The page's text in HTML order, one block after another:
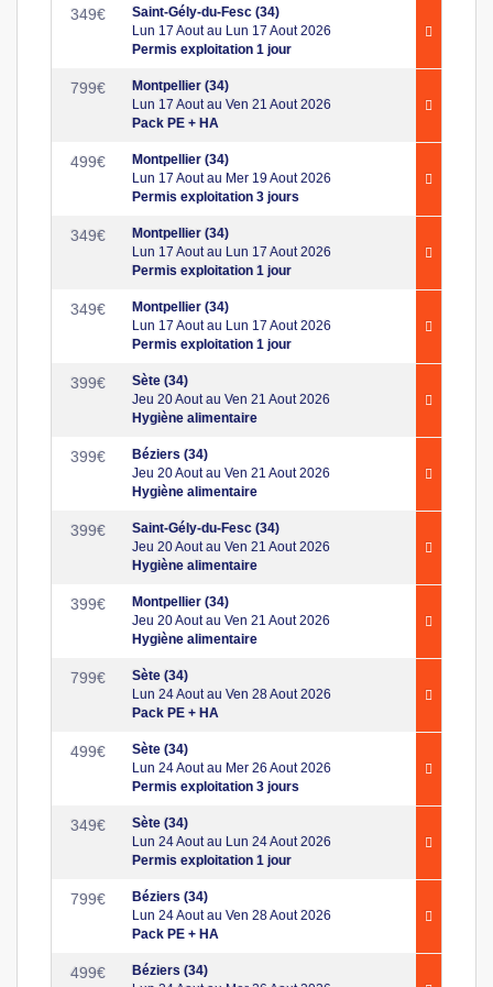
349€
Saint-Gély-du-Fesc (34)
Lun 17 Aout au Lun 17 Aout 2026
Permis exploitation 1 jour
799€
Montpellier (34)
Lun 17 Aout au Ven 21 Aout 2026
Pack PE + HA
499€
Montpellier (34)
Lun 17 Aout au Mer 19 Aout 2026
Permis exploitation 3 jours
349€
Montpellier (34)
Lun 17 Aout au Lun 17 Aout 2026
Permis exploitation 1 jour
349€
Montpellier (34)
Lun 17 Aout au Lun 17 Aout 2026
Permis exploitation 1 jour
399€
Sète (34)
Jeu 20 Aout au Ven 21 Aout 2026
Hygiène alimentaire
399€
Béziers (34)
Jeu 20 Aout au Ven 21 Aout 2026
Hygiène alimentaire
399€
Saint-Gély-du-Fesc (34)
Jeu 20 Aout au Ven 21 Aout 2026
Hygiène alimentaire
399€
Montpellier (34)
Jeu 20 Aout au Ven 21 Aout 2026
Hygiène alimentaire
799€
Sète (34)
Lun 24 Aout au Ven 28 Aout 2026
Pack PE + HA
499€
Sète (34)
Lun 24 Aout au Mer 26 Aout 2026
Permis exploitation 3 jours
349€
Sète (34)
Lun 24 Aout au Lun 24 Aout 2026
Permis exploitation 1 jour
799€
Béziers (34)
Lun 24 Aout au Ven 28 Aout 2026
Pack PE + HA
499€
Béziers (34)